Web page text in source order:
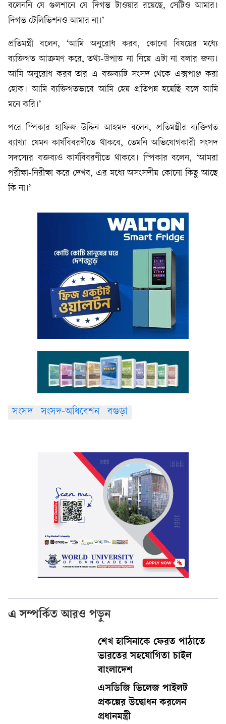
বলেননি যে গুলশানে যে দিগন্ত টাওয়ার রয়েছে, সেটিও আমার।
দিগন্ত টেলিভিশনও আমার না।’
প্রতিমন্ত্রী বলেন, ‘আমি অনুরোধ করব, কোনো বিষয়ের মধ্যে
ব্যক্তিগত আক্রমণ করে, তথ্য-উপাত্ত না নিয়ে এটা না বলার জন্য।
আমি অনুরোধ করব তার এ বক্তব্যটি সংসদ থেকে এক্সপাঞ্জ করা
হোক। আমি ব্যক্তিগতভাবে আমি হেয় প্রতিপন্ন হয়েছি বলে আমি
মনে করি।’
পরে স্পিকার হাফিজ উদ্দিন আহমদ বলেন, প্রতিমন্ত্রীর ব্যক্তিগত
ব্যাখ্যা যেমন কার্যবিবরণীতে থাকবে, তেমনি অভিযোগকারী সংসদ
সদস্যের বক্তব্যও কার্যবিবরণীতে থাকবে। স্পিকার বলেন, ‘আমরা
পরীক্ষা-নিরীক্ষা করে দেখব, এর মধ্যে অসংসদীয় কোনো কিছু আছে
কি না।’
সংসদ সংসদ-অধিবেশন বগুড়া
এ সম্পর্কিত আরও পড়ুন
শেখ হাসিনাকে ফেরত পাঠাতে
ভারতের সহযোগিতা চাইল
বাংলাদেশ
এসডিজি ভিলেজ পাইলট
প্রকল্পের উদ্বোধন করলেন
প্রধানমন্ত্রী